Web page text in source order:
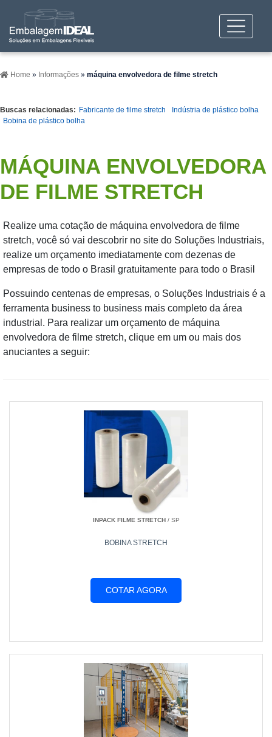
Home » Informações » máquina envolvedora de filme stretch
Buscas relacionadas: Fabricante de filme stretch
Indústria de plástico bolha
Bobina de plástico bolha
MÁQUINA ENVOLVEDORA
DE FILME STRETCH
Realize uma cotação de máquina envolvedora de filme
stretch, você só vai descobrir no site do Soluções Industriais,
realize um orçamento imediatamente com dezenas de
empresas de todo o Brasil gratuitamente para todo o Brasil
Possuindo centenas de empresas, o Soluções Industriais é a
ferramenta business to business mais completo da área
industrial. Para realizar um orçamento de máquina
envolvedora de filme stretch, clique em um ou mais dos
anuciantes a seguir:
INPACK FILME STRETCH/ SP
BOBINA STRETCH
COTAR AGORA